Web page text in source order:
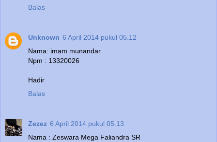
Balas
Unknown 6 April 2014 pukul 05.12
Nama: imam munandar
Npm : 13320026
Hadir
Balas
Zezez 6 April 2014 pukul 05.13
Nama : Zeswara Mega Faliandra SR